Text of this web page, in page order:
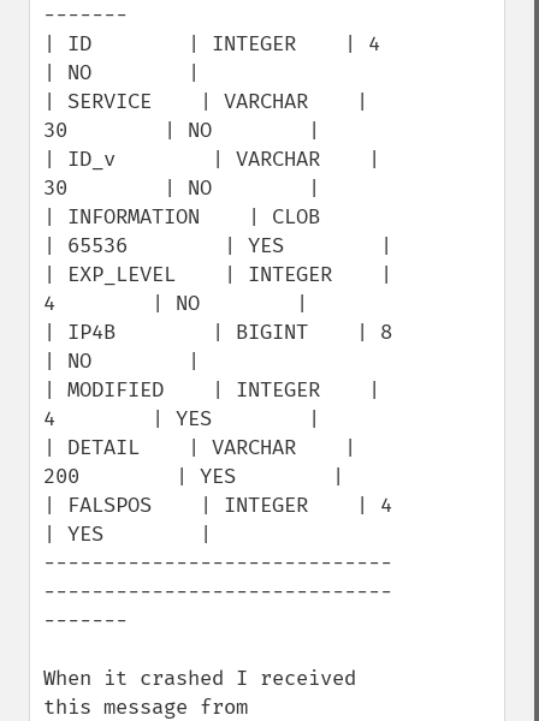
-------
| ID        | INTEGER    | 4
| NO        |
| SERVICE    | VARCHAR    |
30        | NO        |
| ID_v        | VARCHAR    |
30        | NO        |
| INFORMATION    | CLOB
| 65536        | YES        |
| EXP_LEVEL    | INTEGER    |
4        | NO        |
| IP4B        | BIGINT    | 8
| NO        |
| MODIFIED    | INTEGER    |
4        | YES        |
| DETAIL    | VARCHAR    |
200        | YES        |
| FALSPOS    | INTEGER    | 4
| YES        |
-----------------------------
-----------------------------
-------
When it crashed I received
this message from